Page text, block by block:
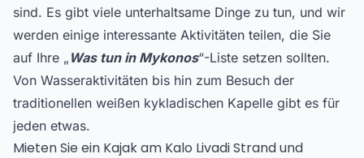
sind. Es gibt viele unterhaltsame Dinge zu tun, und wir
werden einige interessante Aktivitäten teilen, die Sie
auf Ihre „ Was tun in Mykonos“-Liste setzen sollten.
Von Wasseraktivitäten bis hin zum Besuch der
traditionellen weißen kykladischen Kapelle gibt es für
jeden etwas.
Mieten Sie ein Kajak am Kalo Livadi Strand und